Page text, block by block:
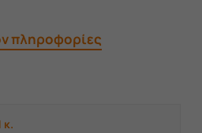
πληροφορίες
κ.